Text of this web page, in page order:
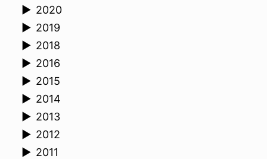
► 2020
► 2019
► 2018
► 2016
► 2015
► 2014
► 2013
► 2012
► 2011